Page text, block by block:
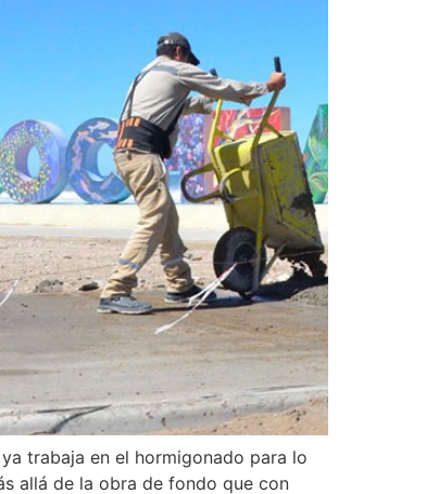
trabaja en el hormigonado para lo
allá de la obra de fondo que con